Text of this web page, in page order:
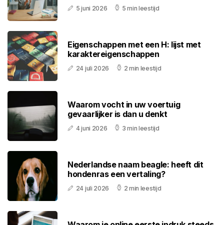
5 juni 2026 5 min leestijd
Eigenschappen met een H: lijst met
karaktereigenschappen
24 juli 2026 2 min leestijd
Waarom vocht in uw voertuig
gevaarlijker is dan u denkt
4 juni 2026 3 min leestijd
Nederlandse naam beagle: heeft dit
hondenras een vertaling?
24 juli 2026 2 min leestijd